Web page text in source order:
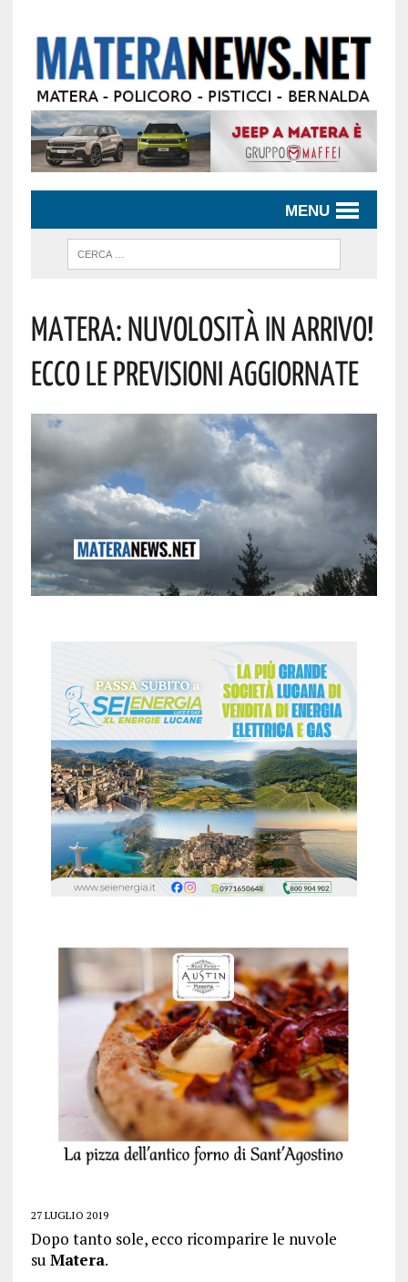
MENU
Matera: Nuvolosità In Arrivo!
Ecco Le Previsioni Aggiornate
27 LUGLIO 2019
Dopo tanto sole, ecco ricomparire le nuvole
su Matera.